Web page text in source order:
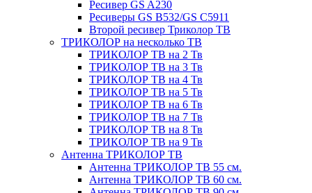
Ресивер GS A230
Ресиверы GS B532/GS C5911
Второй ресивер Триколор ТВ
ТРИКОЛОР на несколько ТВ
ТРИКОЛОР ТВ на 2 Тв
ТРИКОЛОР ТВ на 3 Тв
ТРИКОЛОР ТВ на 4 Тв
ТРИКОЛОР ТВ на 5 Тв
ТРИКОЛОР ТВ на 6 Тв
ТРИКОЛОР ТВ на 7 Тв
ТРИКОЛОР ТВ на 8 Тв
ТРИКОЛОР ТВ на 9 Тв
Антенна ТРИКОЛОР ТВ
Антенна ТРИКОЛОР ТВ 55 см.
Антенна ТРИКОЛОР ТВ 60 см.